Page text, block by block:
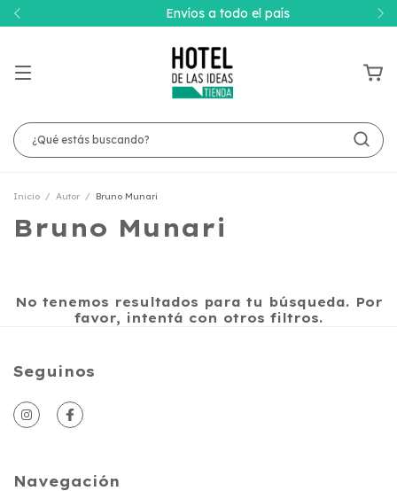
Envíos a todo el país
Inicio / Autor / Bruno Munari
Bruno Munari
No tenemos resultados para tu búsqueda. Por
favor, intentá con otros filtros.
Seguinos
Navegación